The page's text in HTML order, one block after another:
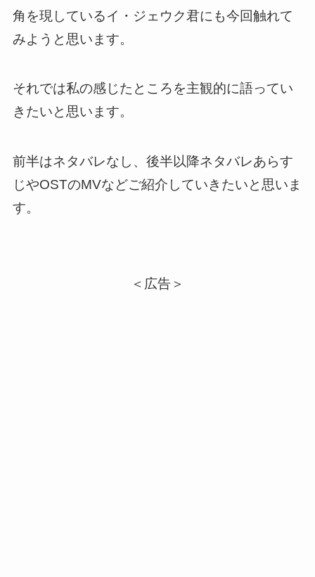
角を現しているイ・ジェウク君にも今回触れて
みようと思います。
それでは私の感じたところを主観的に語ってい
きたいと思います。
前半はネタバレなし、後半以降ネタバレあらす
じやOSTのMVなどご紹介していきたいと思いま
す。
＜広告＞